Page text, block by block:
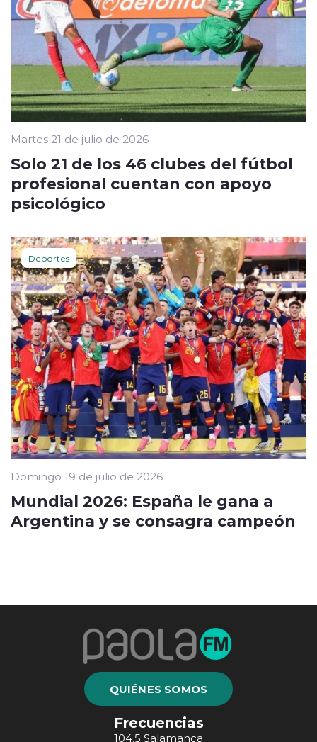
Martes 21 de julio de 2026
Solo 21 de los 46 clubes del fútbol
profesional cuentan con apoyo
psicológico
Deportes
Domingo 19 de julio de 2026
Mundial 2026: España le gana a
Argentina y se consagra campeón
QUIÉNES SOMOS
Frecuencias
104.5 Salamanca